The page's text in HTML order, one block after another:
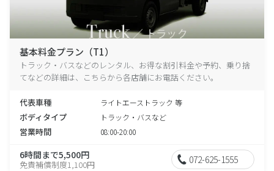
基本料金プラン（T1）
トラック・バスなどのレンタル、お得な割引料金や予約、乗り捨
てなどの詳細は、こちらから各店舗にお電話ください。
代表車種 ライトエーストラック 等
ボディタイプ トラック・バスなど
営業時間 08:00-20:00
6時間まで5,500円
免責補償制度1,100円 072-625-1555